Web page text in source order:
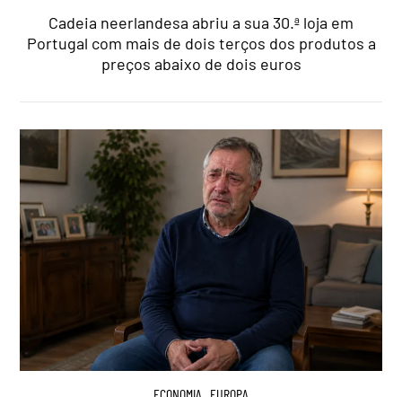
Cadeia neerlandesa abriu a sua 30.ª loja em
Portugal com mais de dois terços dos produtos a
preços abaixo de dois euros